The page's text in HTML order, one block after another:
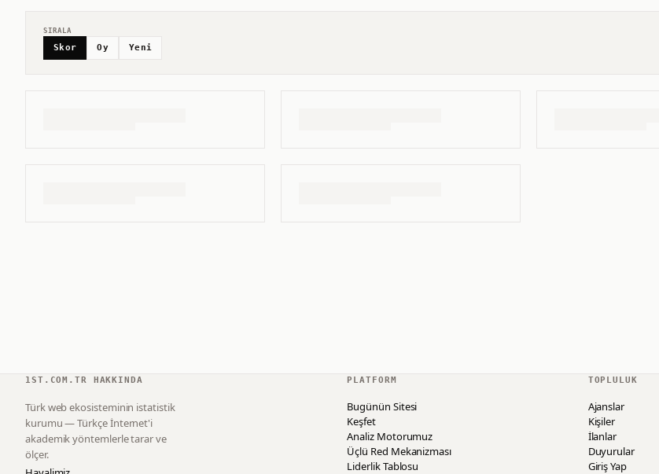
SIRALA
Skor Oy Yeni
1ST.COM.TR HAKKINDA
Türk web ekosisteminin istatistik
kurumu — Türkçe İnternet'i
akademik yöntemlerle tarar ve
ölçer.
PLATFORM
Bugünün Sitesi
Keşfet
Analiz Motorumuz
Üçlü Red Mekanizması
Liderlik Tablosu
TOPLULUK
Ajanslar
Kişiler
İlanlar
Duyurular
Giriş Yap